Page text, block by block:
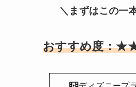
＼まずはこの一
おすすめ度